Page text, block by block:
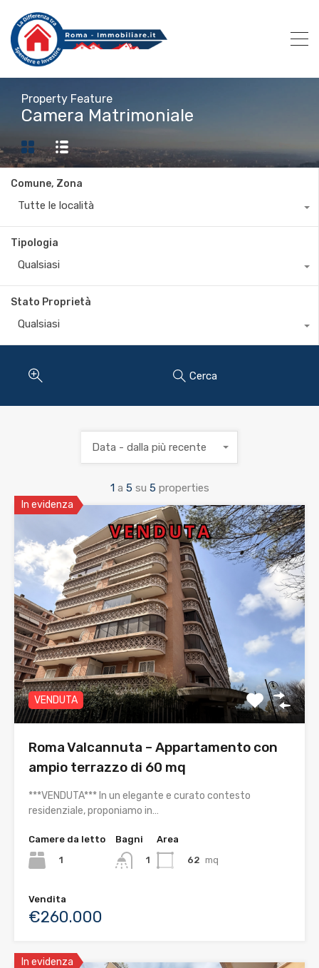
Property Feature
Camera Matrimoniale
Comune, Zona
Tutte le località
Tipologia
Qualsiasi
Stato Proprietà
Qualsiasi
Cerca
1 a 5 su 5 properties
Data - dalla più recente
In evidenza
VENDUTA
Roma Valcannuta – Appartamento con
ampio terrazzo di 60 mq
***VENDUTA*** In un elegante e curato contesto
residenziale, proponiamo in…
Camere da letto
1
Bagni
1
Area
62 mq
Vendita
€260.000
In evidenza